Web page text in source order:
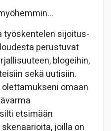
työskentelen sijoitus-
perustuvat
blogeihin,
sekä uutisiin.
omaan
etsimään
joilla on